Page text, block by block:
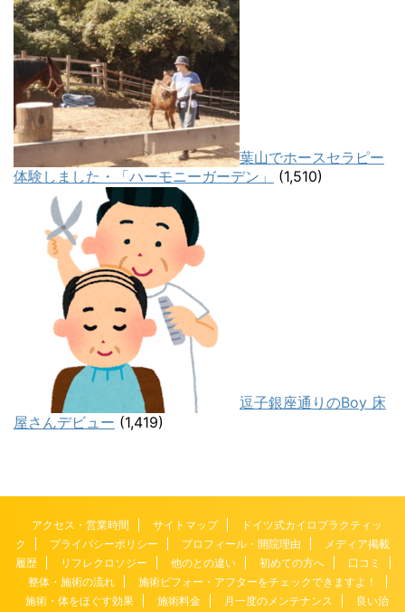
葉山でホースセラピー
体験しました・「ハーモニーガーデン」
(1,510)
逗子銀座通りのBoy 床
屋さんデビュー (1,419)
アクセス・営業時間 サイトマップ
ドイツ式カイロプラクティッ
ク
プライバシーポリシー プロフィール・開院理由
メディア掲載
履歴
リフレクロソジー 他のとの違い 初めての方へ
口コミ
整体・施術の流れ
施術ビフォー・アフターをチェックできますよ！
施術・体をほぐす効果
施術料金 月一度のメンテナンス
良い治